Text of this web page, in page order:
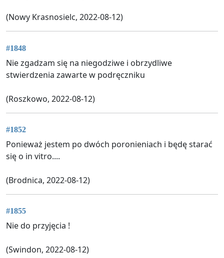
(Nowy Krasnosielc, 2022-08-12)
#1848
Nie zgadzam się na niegodziwe i obrzydliwe
stwierdzenia zawarte w podręczniku
(Roszkowo, 2022-08-12)
#1852
Ponieważ jestem po dwóch poronieniach i będę starać
się o in vitro....
(Brodnica, 2022-08-12)
#1855
Nie do przyjęcia !
(Swindon, 2022-08-12)